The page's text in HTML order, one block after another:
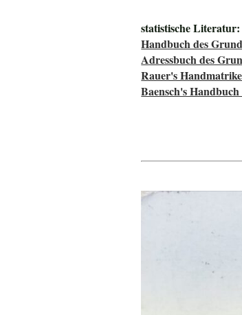
statistische
Handbuch des
Adressbuch des
Rauer's
Baensch's